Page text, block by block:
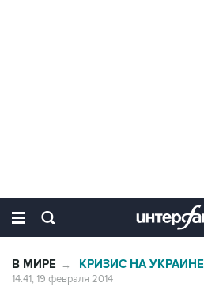
В МИРЕ → КРИЗИС НА УКРАИНЕ
14:41, 19 февраля 2014